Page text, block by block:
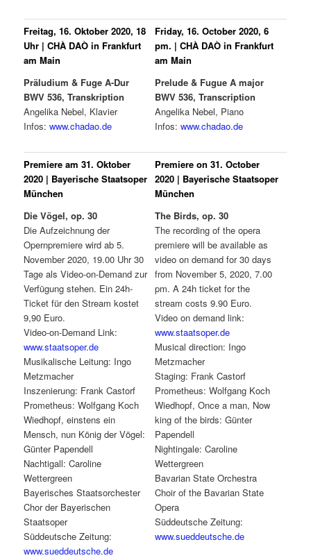
Freitag, 16. Oktober 2020, 18
Uhr | CHÀ DAÒ in Frankfurt
am Main
Präludium & Fuge A-Dur
BWV 536, Transkription
Angelika Nebel, Klavier
Infos:www.chadao.de
Friday, 16. October 2020, 6
pm. | CHÀ DAÒ in Frankfurt
am Main
Prelude & Fugue A major
BWV 536, Transcription
Angelika Nebel, Piano
Infos:www.chadao.de
Premiere am 31. Oktober
2020 | Bayerische Staatsoper
München
Die Vögel, op. 30
Die Aufzeichnung der
Opernpremiere wird ab 5.
November 2020, 19.00 Uhr 30
Tage als Video-on-Demand zur
Verfügung stehen. Ein 24h-
Ticket für den Stream kostet
9,90 Euro.
Video-on-Demand Link:
www.staatsoper.de
Musikalische Leitung: Ingo
Metzmacher
Inszenierung: Frank Castorf
Prometheus: Wolfgang Koch
Wiedhopf, einstens ein
Mensch, nun König der Vögel:
Günter Papendell
Nachtigall: Caroline
Wettergreen
Bayerisches Staatsorchester
Chor der Bayerischen
Staatsoper
Süddeutsche Zeitung:
www.sueddeutsche.de
Premiere on 31. October
2020 | Bayerische Staatsoper
München
The Birds, op. 30
The recording of the opera
premiere will be available as
video on demand for 30 days
from November 5, 2020, 7.00
pm. A 24h ticket for the
stream costs 9.90 Euro.
Video on demand link:
www.staatsoper.de
Musical direction: Ingo
Metzmacher
Staging: Frank Castorf
Prometheus: Wolfgang Koch
Wiedhopf, Once a man, Now
king of the birds: Günter
Papendell
Nightingale: Caroline
Wettergreen
Bavarian State Orchestra
Choir of the Bavarian State
Opera
Süddeutsche Zeitung:
www.sueddeutsche.de